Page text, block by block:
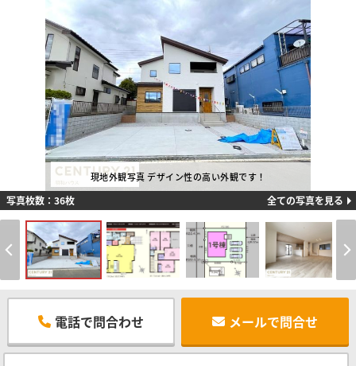
現地外観写真 デザイン性の高い外観です！
写真枚数：36枚 全ての写真を見る
電話で問合わせ メールで問合せ